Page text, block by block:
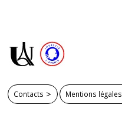
Contacts Mentions légales